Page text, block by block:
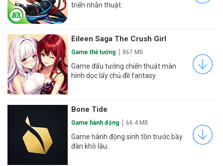
triển nhẫn thuật.
Eileen Saga The Crush Girl
Game thẻ tướng 867 MB
Game đấu tướng chiến thuật màn
hình dọc lấy chủ đề fantasy.
Bone Tide
Game hành động 66.4 MB
Game hành động sinh tồn trước bầy
đàn khô lâu.